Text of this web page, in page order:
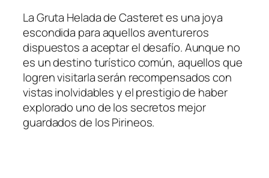
La Gruta Helada de Casteret es una joya
escondida para aquellos aventureros
dispuestos a aceptar el desafío. Aunque no
es un destino turístico común, aquellos que
logren visitarla serán recompensados con
vistas inolvidables y el prestigio de haber
explorado uno de los secretos mejor
guardados de los Pirineos.